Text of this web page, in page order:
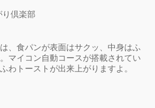
倶楽部
、食パンが表面はサクッ、中身はふ
マイコン自動コースが搭載されてい
わトーストが出来上がりますよ。